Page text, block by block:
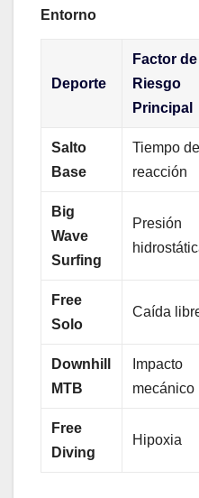
Entorno
Deporte
Factor de
Riesgo
Principal
Salto
Base
Tiempo de
reacción
Big
Wave
Surfing
Presión
Free
Solo
Caída
Downhill
MTB
Impacto
mecánico
Free
Diving
Hipoxia